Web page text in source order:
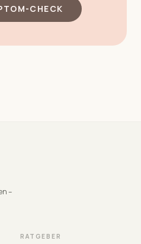
CHECK
–
RATGEBER